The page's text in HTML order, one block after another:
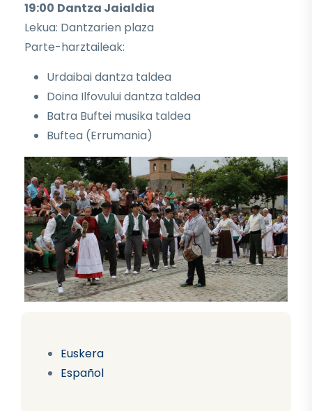
Euskera
Español
19:00 Dantza Jaialdia
Lekua: Dantzarien plaza
Parte-harztaileak:​​
Urdaibai dantza taldea
Doina Ilfovului dantza taldea
Batra Buftei​ musika taldea
Bufte​a (Errumania​)